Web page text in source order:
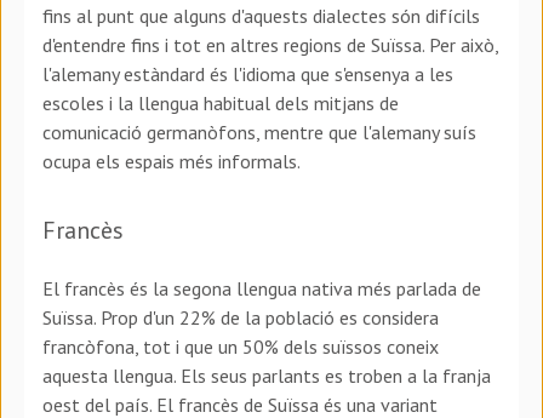
fins al punt que alguns d'aquests dialectes són difícils
d'entendre fins i tot en altres regions de Suïssa. Per això,
l'alemany estàndard és l'idioma que s'ensenya a les
escoles i la llengua habitual dels mitjans de
comunicació germanòfons, mentre que l'alemany suís
ocupa els espais més informals.
Francès
El francès és la segona llengua nativa més parlada de
Suïssa. Prop d'un 22% de la població es considera
francòfona, tot i que un 50% dels suïssos coneix
aquesta llengua. Els seus parlants es troben a la franja
oest del país. El francès de Suïssa és una variant